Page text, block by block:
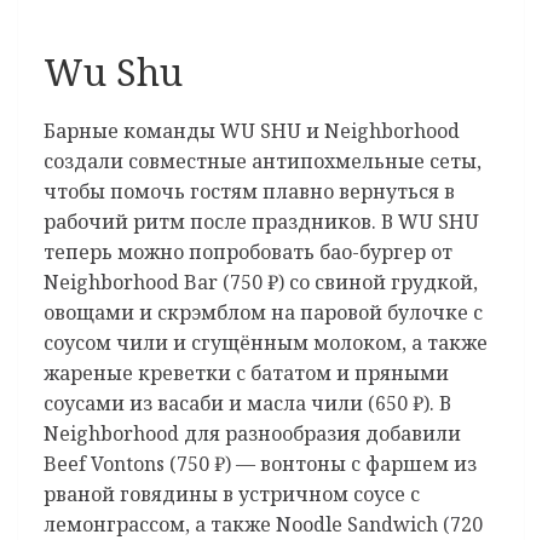
Wu Shu
Барные команды WU SHU и Neighborhood
создали совместные антипохмельные сеты,
чтобы помочь гостям плавно вернуться в
рабочий ритм после праздников. В WU SHU
теперь можно попробовать бао-бургер от
Neighborhood Bar (750 ₽) со свиной грудкой,
овощами и скрэмблом на паровой булочке с
соусом чили и сгущённым молоком, а также
жареные креветки с бататом и пряными
соусами из васаби и масла чили (650 ₽). В
Neighborhood для разнообразия добавили
Beef Vontons (750 ₽) — вонтоны с фаршем из
рваной говядины в устричном соусе с
лемонграссом, а также Noodle Sandwich (720